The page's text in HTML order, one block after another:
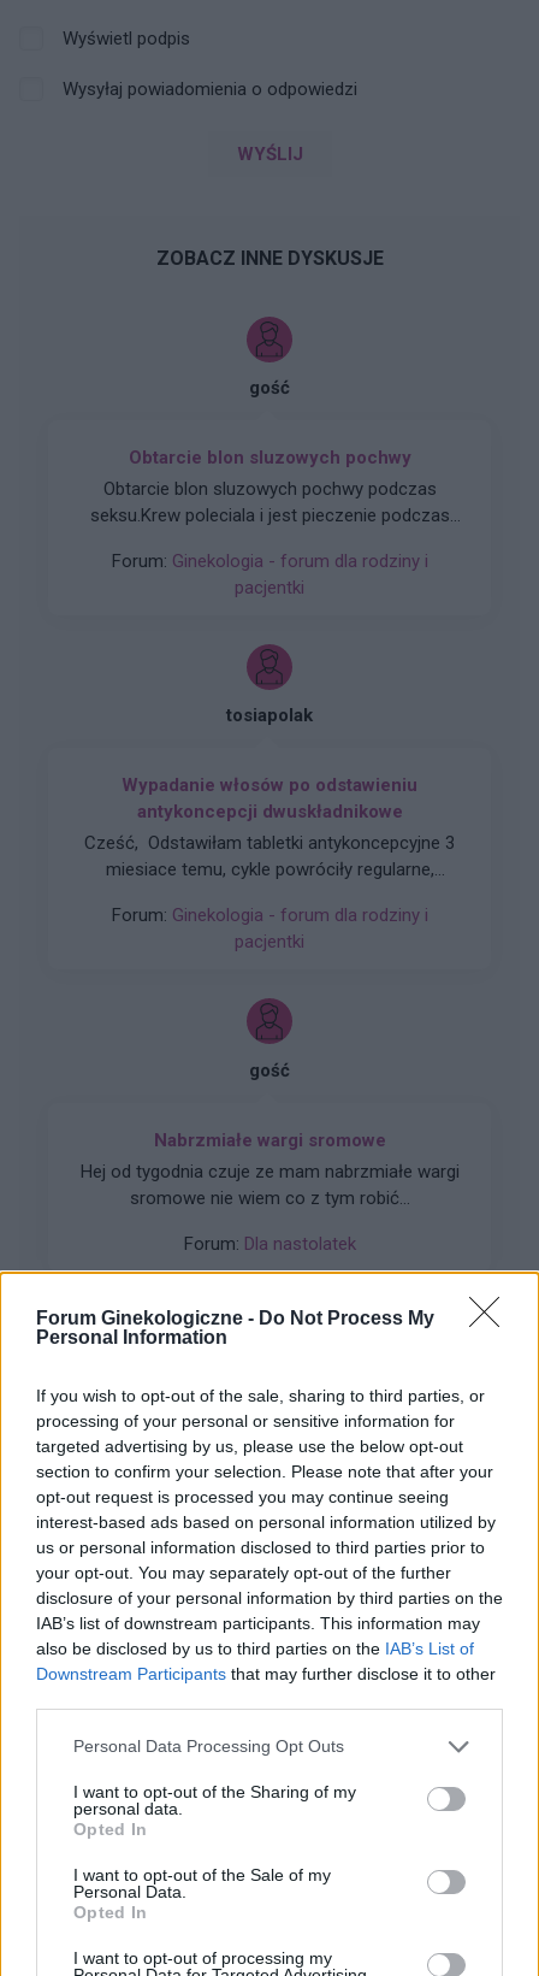
Forum Ginekologiczne - Do Not Process My
Personal Information
If you wish to opt-out of the sale, sharing to third parties, or
processing of your personal or sensitive information for
targeted advertising by us, please use the below opt-out
section to confirm your selection. Please note that after your
opt-out request is processed you may continue seeing
interest-based ads based on personal information utilized by
us or personal information disclosed to third parties prior to
your opt-out. You may separately opt-out of the further
disclosure of your personal information by third parties on the
IAB’s list of downstream participants. This information may
also be disclosed by us to third parties on the IAB’s List of
Downstream Participants that may further disclose it to other
Personal Data Processing Opt Outs
I want to opt-out of the Sharing of my
personal data.
Opted In
I want to opt-out of the Sale of my
Personal Data.
Opted In
I want to opt-out of processing my
Wyświetl podpis
Wysyłaj powiadomienia o odpowiedzi
WYŚLIJ
ZOBACZ INNE DYSKUSJE
gość
Obtarcie blon sluzowych pochwy
Obtarcie blon sluzowych pochwy podczas
seksu.Krew poleciala i jest pieczenie podczas
pomoze na ta dolegliwość?.
Forum: Ginekologia - forum dla rodziny i
pacjentki
tosiapolak
Wypadanie włosów po odstawieniu
antykoncepcji dwuskładnikowe
Cześć, Odstawiłam tabletki antykoncepcyjne 3
miesiace temu, cykle powróciły regularne,
zwiększone wypadanie włosów oraz pieczenie
skory glowy przy dotyku. Kiedy u Was po
zmniejszyło wypadanie włosów? Też miałyście
takie problemy?
Forum: Ginekologia - forum dla rodziny i
pacjentki
gość
Nabrzmiałe wargi sromowe
Hej od tygodnia czuje ze mam nabrzmiałe wargi
sromowe nie wiem co z tym robić...
Forum: Dla nastolatek
Test beta hcg kiedy?
Witam, chciałabym sprawdzić czy nie zaszłam
w ciążę. Mam nieregularne cykle więc nie mogę
stwierdzić czy doszło do owulacji, jestem w 22
dniu cyklu czy zrobienie takiego testu w tym
czasie da mi prawdziwy wynik żeby się nie
stresować na zapas czy w jakim czasie zrobić
taki test?
Forum:Ginekologia - forum dla rodziny i
pacjentki
POWIĄZANE
Tematy przezierność karkowa spirala
embolizacja mięśniaków macicy
ropień gruczołu bartholina opryszczka
Reklama: